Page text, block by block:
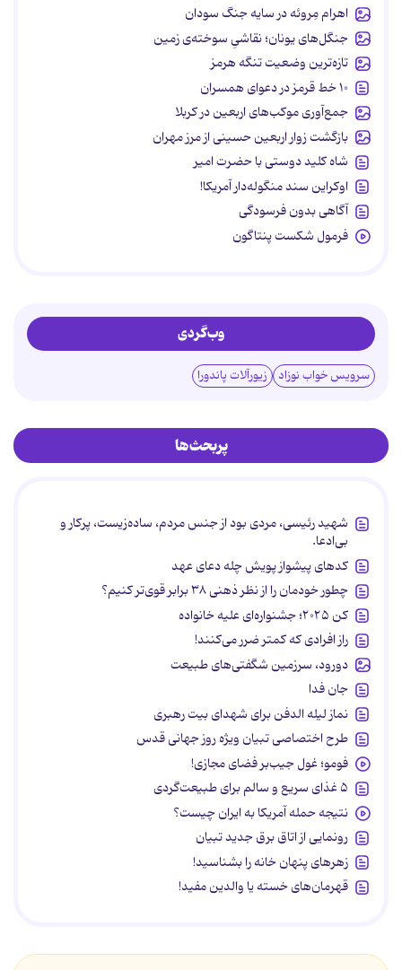
اهرام مِروئه در سایه جنگ سودان
جنگل‌های یونان؛ نقاشیِ سوخته‌ی زمین
تازه‌ترین وضعیت تنگه هرمز
۱۰ خط قرمز در دعوای همسران
جمع‌آوری موکب‌های اربعین در کربلا
بازگشت زوار اربعین حسینی از مرز مهران
شاه کلید دوستی با حضرت امیر
اوکراین سند منگوله‌دار آمریکا!
آگاهی بدون فرسودگی
فرمول شکست پنتاگون
وب‌گردی
سرویس خواب نوزاد زیورآلات پاندورا
پربحث‌ها
شهید رئیسی، مردی بود از جنس مردم، ساده‌زیست، پرکار و
بی‌ادعا.
کدهای پیشواز پویش چله دعای عهد
چطور خودمان را از نظر ذهنی ۳۸ برابر قوی‌تر کنیم؟
کن ۲۰۲۵؛ جشنواره‌ای علیه خانواده
راز افرادی که کمتر ضرر می‌کنند!
دورود، سرزمین شگفتی‌های طبیعت
جان فدا
نماز لیله الدفن برای شهدای بیت رهبری
طرح اختصاصی تبیان ویژه روز جهانی قدس
فومو؛ غول جیب‌بر فضای مجازی!
۵ غذای سریع و سالم برای طبیعت‌گردی
نتیجه حمله آمریکا به ایران چیست؟
رونمایی از اتاق برق جدید تبیان
زهرهای پنهان خانه را بشناسید!
قهرمان‌های خسته یا والدین مفید!